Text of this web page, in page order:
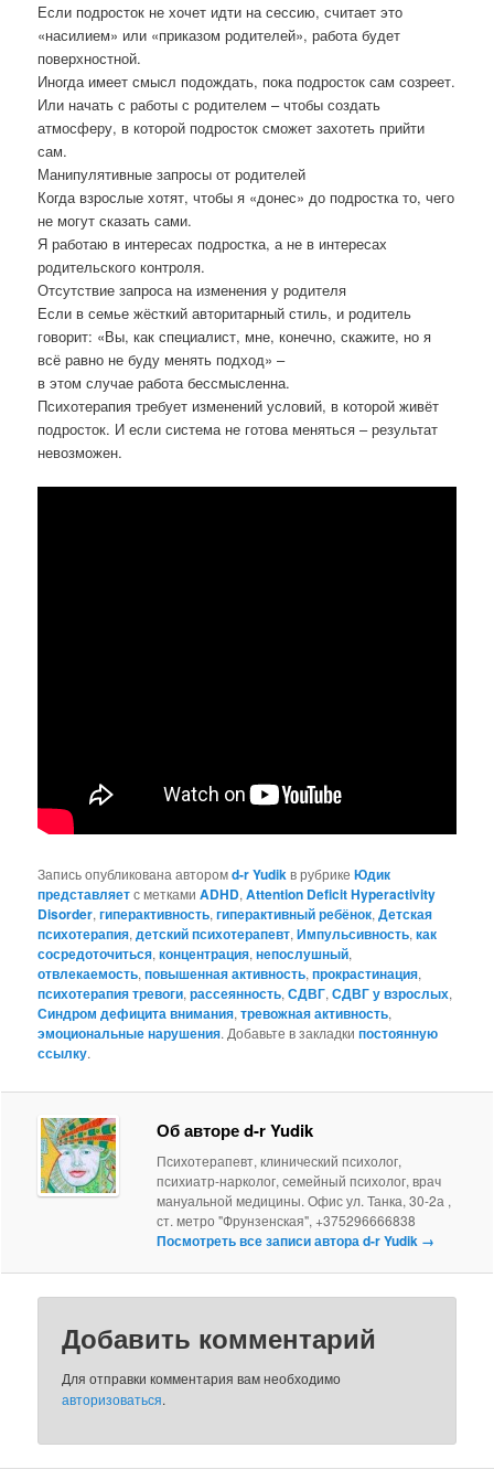
Если подросток не хочет идти на сессию, считает это
«насилием» или «приказом родителей», работа будет
поверхностной.
Иногда имеет смысл подождать, пока подросток сам созреет.
Или начать с работы с родителем – чтобы создать
атмосферу, в которой подросток сможет захотеть прийти
сам.
Манипулятивные запросы от родителей
Когда взрослые хотят, чтобы я «донес» до подростка то, чего
не могут сказать сами.
Я работаю в интересах подростка, а не в интересах
родительского контроля.
Отсутствие запроса на изменения у родителя
Если в семье жёсткий авторитарный стиль, и родитель
говорит: «Вы, как специалист, мне, конечно, скажите, но я
всё равно не буду менять подход» –
в этом случае работа бессмысленна.
Психотерапия требует изменений условий, в которой живёт
подросток. И если система не готова меняться – результат
невозможен.
Запись опубликована авторомd-r Yudik в рубрикеЮдик
представляетс меткамиADHD,Attention Deficit Hyperactivity
Disorder,гиперактивность,гиперактивный ребёнок,Детская
психотерапия,детский психотерапевт,Импульсивность,как
сосредоточиться,концентрация,непослушный,
отвлекаемость,повышенная активность,прокрастинация,
психотерапия тревоги,рассеянность,СДВГ,СДВГ у взрослых,
Синдром дефицита внимания,тревожная активность,
эмоциональные нарушения. Добавьте в закладкипостоянную
ссылку.
Об авторе d-r Yudik
Психотерапевт, клинический психолог,
психиатр-нарколог, семейный психолог, врач
мануальной медицины. Офис ул. Танка, 30-2а ,
ст. метро "Фрунзенская", +375296666838
Посмотреть все записи автора d-r Yudik →
Добавить комментарий
Для отправки комментария вам необходимо
авторизоваться.